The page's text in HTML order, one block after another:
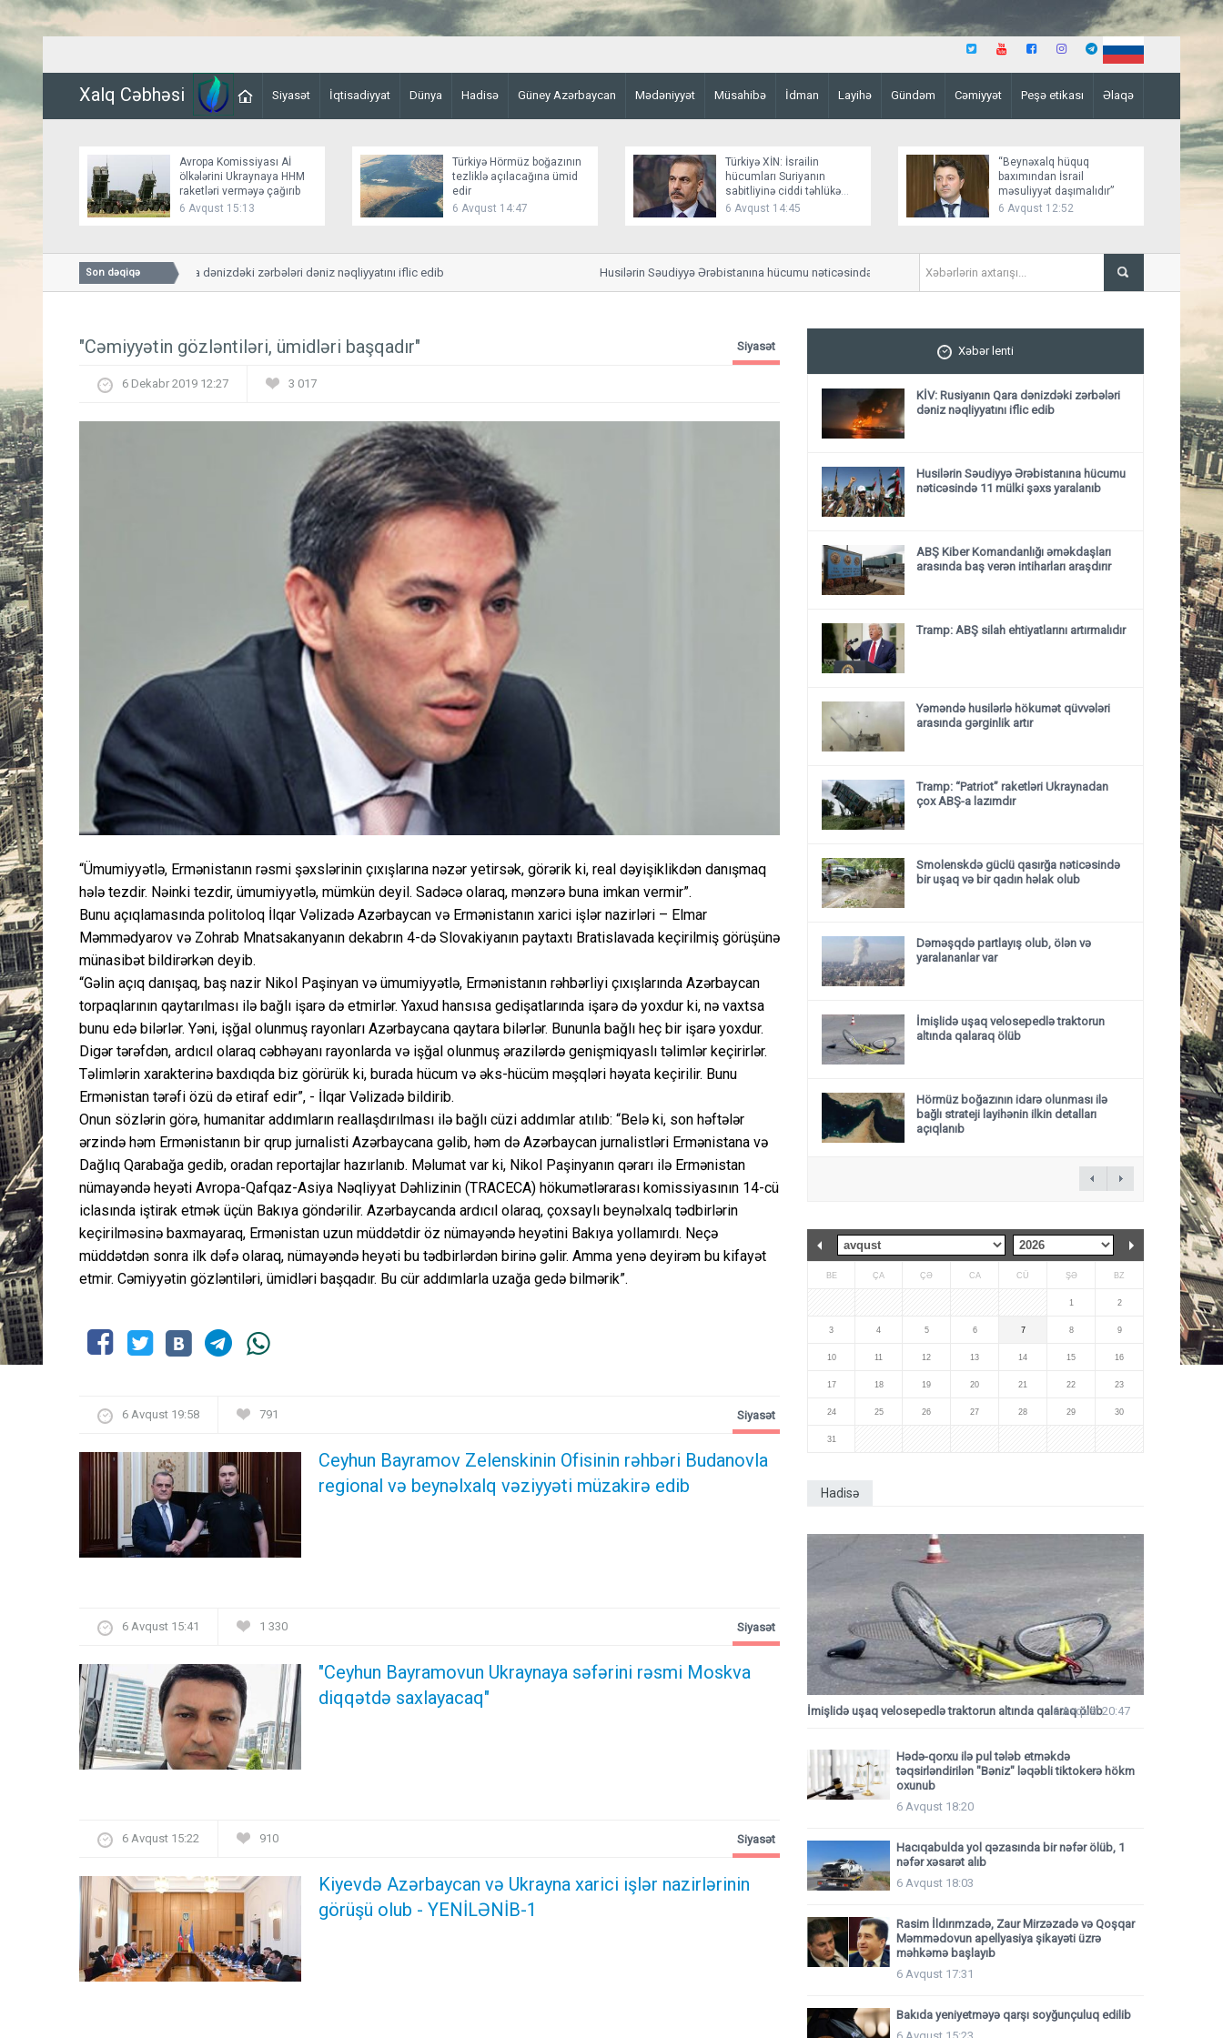
Xalq Cəbhəsi Siyasət İqtisadiyyat Dünya Hadisə Güney Azərbaycan Mədəniyyət Müsahibə İdman Layihə Gündəm Cəmiyyət Peşə etikası Əlaqə
Avropa Komissiyası Aİ
ölkələrini Ukraynaya HHM
raketləri verməyə çağırıb
6 Avqust 15:13
Türkiyə Hörmüz boğazının
tezliklə açılacağına ümid
edir
6 Avqust 14:47
Türkiyə XİN: İsrailin
hücumları Suriyanın
sabitliyinə ciddi təhlükə
yaradır
6 Avqust 14:45
“Beynəxalq hüquq
baxımından İsrail
məsuliyyət daşımalıdır”
6 Avqust 12:52
Son dəqiqə
KİV: Rusiyanın Qara dənizdəki zərbələri dəniz nəqliyyatını iflic edib Husilərin Səudiyyə Ərəbistanına hücumu nəticəsində 11 mülki şəxs yaralanıb ABŞ Kiber Komandanlığı
"Cəmiyyətin gözləntiləri, ümidləri başqadır" Siyasət
6 Dekabr 2019 12:27 3 017
“Ümumiyyətlə, Ermənistanın rəsmi şəxslərinin çıxışlarına nəzər yetirsək, görərik ki, real dəyişiklikdən danışmaq
hələ tezdir. Nəinki tezdir, ümumiyyətlə, mümkün deyil. Sadəcə olaraq, mənzərə buna imkan vermir”.
Bunu açıqlamasında politoloq İlqar Vəlizadə Azərbaycan və Ermənistanın xarici işlər nazirləri – Elmar
Məmmədyarov və Zohrab Mnatsakanyanın dekabrın 4-də Slovakiyanın paytaxtı Bratislavada keçirilmiş görüşünə
münasibət bildirərkən deyib.
“Gəlin açıq danışaq, baş nazir Nikol Paşinyan və ümumiyyətlə, Ermənistanın rəhbərliyi çıxışlarında Azərbaycan
torpaqlarının qaytarılması ilə bağlı işarə də etmirlər. Yaxud hansısa gedişatlarında işarə də yoxdur ki, nə vaxtsa
bunu edə bilərlər. Yəni, işğal olunmuş rayonları Azərbaycana qaytara bilərlər. Bununla bağlı heç bir işarə yoxdur.
Digər tərəfdən, ardıcıl olaraq cəbhəyanı rayonlarda və işğal olunmuş ərazilərdə genişmiqyaslı təlimlər keçirirlər.
Təlimlərin xarakterinə baxdıqda biz görürük ki, burada hücum və əks-hücüm məşqləri həyata keçirilir. Bunu
Ermənistan tərəfi özü də etiraf edir”, - İlqar Vəlizadə bildirib.
Onun sözlərin görə, humanitar addımların reallaşdırılması ilə bağlı cüzi addımlar atılıb: “Belə ki, son həftələr
ərzində həm Ermənistanın bir qrup jurnalisti Azərbaycana gəlib, həm də Azərbaycan jurnalistləri Ermənistana və
Dağlıq Qarabağa gedib, oradan reportajlar hazırlanıb. Məlumat var ki, Nikol Paşinyanın qərarı ilə Ermənistan
nümayəndə heyəti Avropa-Qafqaz-Asiya Nəqliyyat Dəhlizinin (TRACECA) hökumətlərarası komissiyasının 14-cü
iclasında iştirak etmək üçün Bakıya göndərilir. Azərbaycanda ardıcıl olaraq, çoxsaylı beynəlxalq tədbirlərin
keçirilməsinə baxmayaraq, Ermənistan uzun müddətdir öz nümayəndə heyətini Bakıya yollamırdı. Neçə
müddətdən sonra ilk dəfə olaraq, nümayəndə heyəti bu tədbirlərdən birinə gəlir. Amma yenə deyirəm bu kifayət
etmir. Cəmiyyətin gözləntiləri, ümidləri başqadır. Bu cür addımlarla uzağa gedə bilmərik”.
6 Avqust 19:58 791
Ceyhun Bayramov Zelenskinin Ofisinin rəhbəri Budanovla
regional və beynəlxalq vəziyyəti müzakirə edib
Siyasət
6 Avqust 15:41 1 330
"Ceyhun Bayramovun Ukraynaya səfərini rəsmi Moskva
diqqətdə saxlayacaq"
Siyasət
6 Avqust 15:22 910
Kiyevdə Azərbaycan və Ukrayna xarici işlər nazirlərinin
görüşü olub - YENİLƏNİB-1
Siyasət
Xəbər lenti
KİV: Rusiyanın Qara dənizdəki zərbələri
dəniz nəqliyyatını iflic edib
Husilərin Səudiyyə Ərəbistanına hücumu
nəticəsində 11 mülki şəxs yaralanıb
ABŞ Kiber Komandanlığı əməkdaşları
arasında baş verən intiharları araşdırır
Tramp: ABŞ silah ehtiyatlarını artırmalıdır
Yəməndə husilərlə hökumət qüvvələri
arasında gərginlik artır
Tramp: “Patriot” raketləri Ukraynadan
çox ABŞ-a lazımdır
Smolenskdə güclü qasırğa nəticəsində
bir uşaq və bir qadın həlak olub
Dəməşqdə partlayış olub, ölən və
yaralananlar var
İmişlidə uşaq velosepedlə traktorun
altında qalaraq ölüb
Hörmüz boğazının idarə olunması ilə
bağlı strateji layihənin ilkin detalları
açıqlanıb
BE ÇA ÇƏ CA CÜ ŞƏ BZ
1 2
3 4 5 6 7 8 9
10 11 12 13 14 15 16
17 18 19 20 21 22 23
24 25 26 27 28 29 30
31
Hadisə
İmişlidə uşaq velosepedlə traktorun altında qalaraq ölüb
6 Avqust 20:47
Hədə-qorxu ilə pul tələb etməkdə
təqsirləndirilən "Bəniz" ləqəbli tiktokerə hökm
oxunub
6 Avqust 18:20
Hacıqabulda yol qəzasında bir nəfər ölüb, 1
nəfər xəsarət alıb
6 Avqust 18:03
Rasim İldırımzadə, Zaur Mirzəzadə və Qoşqar
Məmmədovun apellyasiya şikayəti üzrə
məhkəmə başlayıb
6 Avqust 17:31
Bakıda yeniyetməyə qarşı soyğunçuluq edilib